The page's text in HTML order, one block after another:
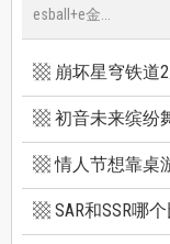
esball+e金...
崩坏星穹铁道2周年出手
初音未来缤纷舞台即
情人节想靠桌游
SAR和SSR哪个